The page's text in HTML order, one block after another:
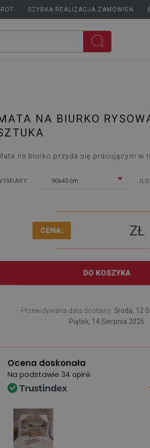
SZYBKA REALIZACJA ZAMÓWIEŃ
NA BIURKO
na biurko przyda się pracującym w
90x45 cm
CENA: ZŁ
DO KOSZYKA
Przewidywana data dostawy: Środa, 12
Piątek, 14 Sierpnia 2026
Ocena doskonała
Na podstawie 34 opinii